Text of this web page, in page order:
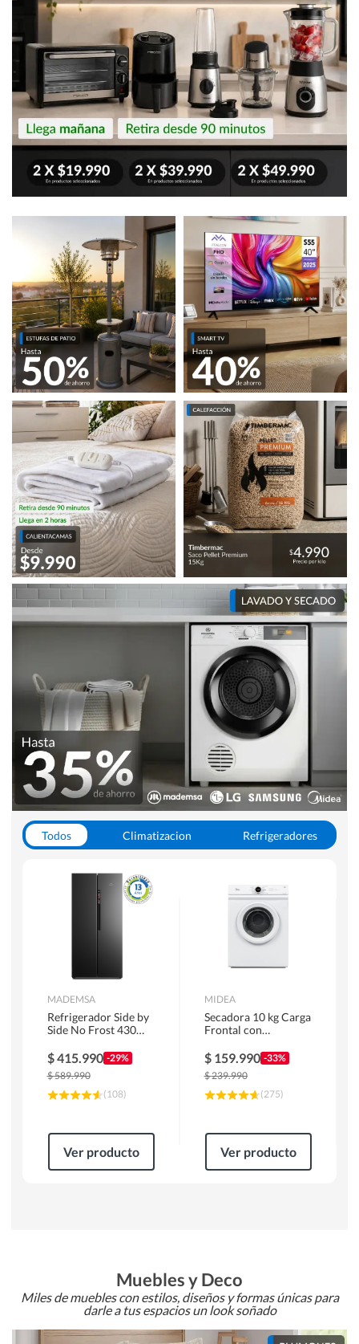
Todos Climatizacion
Refrigeradores
Hornos y Microondas
MADEMSA
Refrigerador Side by
Side No Frost 430
MAS430B
$415.990 -29%
$589.990
(108)
Ver producto
MIDEA
Secadora 10 kg Carga
Frontal con
MD100A100/W2
$ 159.990 -33%
$239.990
(275)
Ver producto
Muebles y Deco
Miles de muebles con estilos, diseños y formas únicas para
darle a tus espacios un look soñado